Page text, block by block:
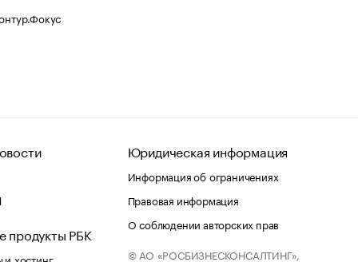
продукты РБК
хостинг
Юридическая информация
Информация об ограничениях
Правовая информация
О соблюдении авторских прав
© АО «РОСБИЗНЕСКОНСАЛТИНГ»,